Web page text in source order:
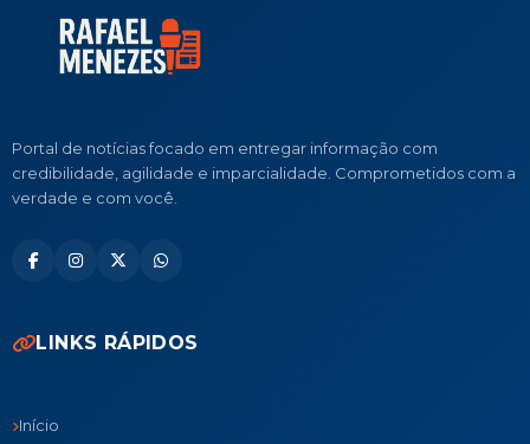
Portal de notícias focado em entregar informação com
credibilidade, agilidade e imparcialidade. Comprometidos com a
verdade e com você.
LINKS RÁPIDOS
Início